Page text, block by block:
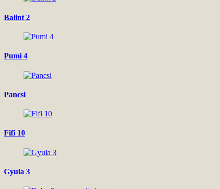
Balint 2
Pumi 4
Pancsi
Fifi 10
Gyula 3